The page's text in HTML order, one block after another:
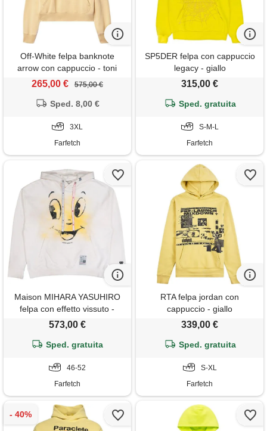
Off-White felpa banknote
arrow con cappuccio - toni
neutri
265,00 € 575,00 €
Sped. 8,00 €
3XL
Farfetch
SP5DER felpa con cappuccio
legacy - giallo
315,00 €
Sped. gratuita
S-M-L
Farfetch
Maison MIHARA YASUHIRO
felpa con effetto vissuto -
bianco
573,00 €
Sped. gratuita
46-52
Farfetch
RTA felpa jordan con
cappuccio - giallo
339,00 €
Sped. gratuita
S-XL
Farfetch